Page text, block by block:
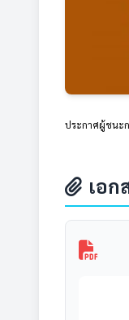
ประกาศผู้ชนะ
เอก